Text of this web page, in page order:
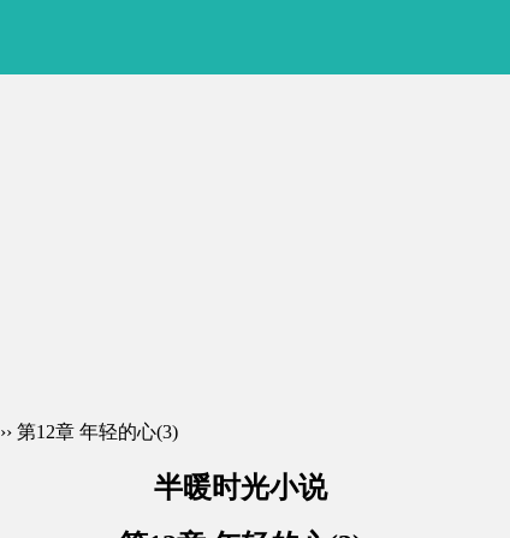
›› 第12章 年轻的心(3)
半暖时光小说